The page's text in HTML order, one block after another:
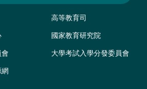
高等教育司
國家教育研究院
大學考試入學分發委員會